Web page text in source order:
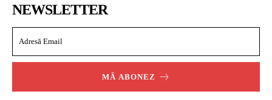
NEWSLETTER
MĂ ABONEZ